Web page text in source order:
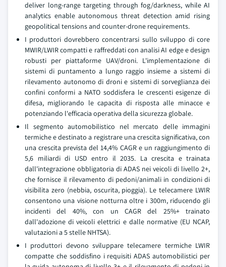
deliver long-range targeting through fog/darkness, while AI
analytics enable autonomous threat detection amid rising
geopolitical tensions and counter-drone requirements.
I produttori dovrebbero concentrarsi sullo sviluppo di core
MWIR/LWIR compatti e raffreddati con analisi AI edge e design
robusti per piattaforme UAV/droni. L'implementazione di
sistemi di puntamento a lungo raggio insieme a sistemi di
rilevamento autonomo di droni e sistemi di sorveglianza dei
confini conformi a NATO soddisfera le crescenti esigenze di
difesa, migliorando le capacita di risposta alle minacce e
potenziando l'efficacia operativa della sicurezza globale.
Il segmento automobilistico nel mercato delle immagini
termiche e destinato a registrare una crescita significativa, con
una crescita prevista del 14,4% CAGR e un raggiungimento di
5,6 miliardi di USD entro il 2035. La crescita e trainata
dall'integrazione obbligatoria di ADAS nei veicoli di livello 2+,
che fornisce il rilevamento di pedoni/animali in condizioni di
visibilita zero (nebbia, oscurita, pioggia). Le telecamere LWIR
consentono una visione notturna oltre i 300m, riducendo gli
incidenti del 40%, con un CAGR del 25%+ trainato
dall'adozione di veicoli elettrici e dalle normative (EU NCAP,
valutazioni a 5 stelle NHTSA).
I produttori devono sviluppare telecamere termiche LWIR
compatte che soddisfino i requisiti ADAS automobilistici per